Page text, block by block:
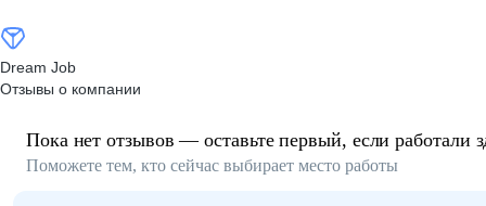
Dream Job
Отзывы о компании
Пока нет отзывов — оставьте первый, если работали
Поможете тем, кто сейчас выбирает место работы